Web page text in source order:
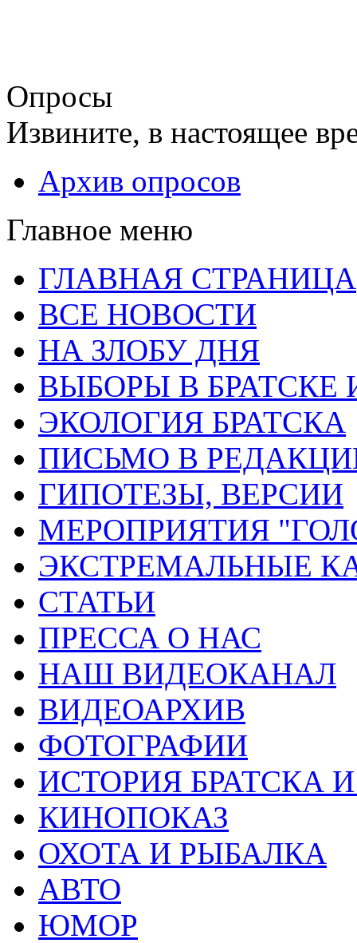
Опросы
Извините, в настоящее
Архив опросов
Главное меню
ГЛАВНАЯ СТРАНИЦА
ВСЕ НОВОСТИ
НА ЗЛОБУ ДНЯ
ВЫБОРЫ В БРАТСКЕ
ЭКОЛОГИЯ БРАТСКА
ПИСЬМО В
ГИПОТЕЗЫ, ВЕРСИИ
МЕРОПРИЯТИЯ
ЭКСТРЕМАЛЬНЫЕ
СТАТЬИ
ПРЕССА О НАС
НАШ ВИДЕОКАНАЛ
ВИДЕОАРХИВ
ФОТОГРАФИИ
ИСТОРИЯ БРАТСКА
КИНОПОКАЗ
ОХОТА И РЫБАЛКА
АВТО
ЮМОР